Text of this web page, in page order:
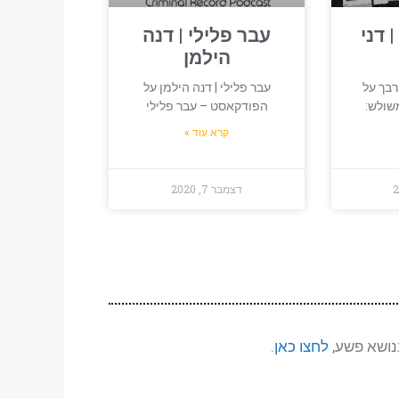
דני
על
עבר פלילי | דנה
הילמן
עבר פלילי | דנה הילמן על
הפודקאסט – עבר פלילי
קרא עוד »
דצמבר 7, 2020
פשע, לחצו כאן